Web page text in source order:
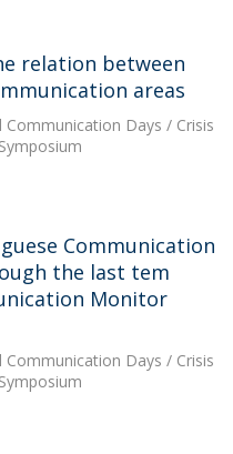
relation between
areas
Days / Crisis
Communication
the last tem
Monitor
Days / Crisis